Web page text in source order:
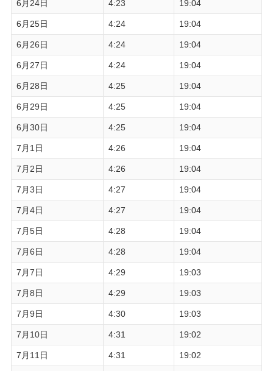
6月24日 4:23 19:04
6月25日 4:24 19:04
6月26日 4:24 19:04
6月27日 4:24 19:04
6月28日 4:25 19:04
6月29日 4:25 19:04
6月30日 4:25 19:04
7月1日 4:26 19:04
7月2日 4:26 19:04
7月3日 4:27 19:04
7月4日 4:27 19:04
7月5日 4:28 19:04
7月6日 4:28 19:04
7月7日 4:29 19:03
7月8日 4:29 19:03
7月9日 4:30 19:03
7月10日 4:31 19:02
7月11日 4:31 19:02